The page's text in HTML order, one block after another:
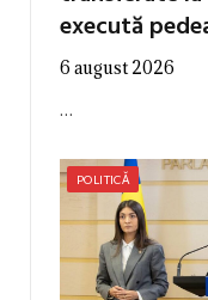
execută
6 august 2026
…
POLITICĂ